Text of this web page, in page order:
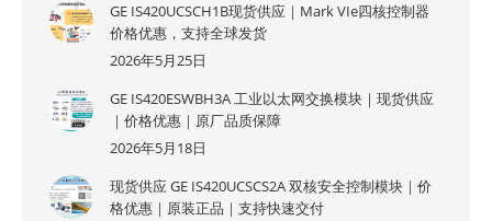
GE IS420UCSCH1B现货供应｜Mark VIe四核控制器
价格优惠，支持全球发货
2026年5月25日
GE IS420ESWBH3A 工业以太网交换模块｜现货供应
｜价格优惠｜原厂品质保障
2026年5月18日
现货供应 GE IS420UCSCS2A 双核安全控制模块｜价
格优惠｜原装正品｜支持快速交付